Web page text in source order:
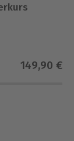
149,90 €